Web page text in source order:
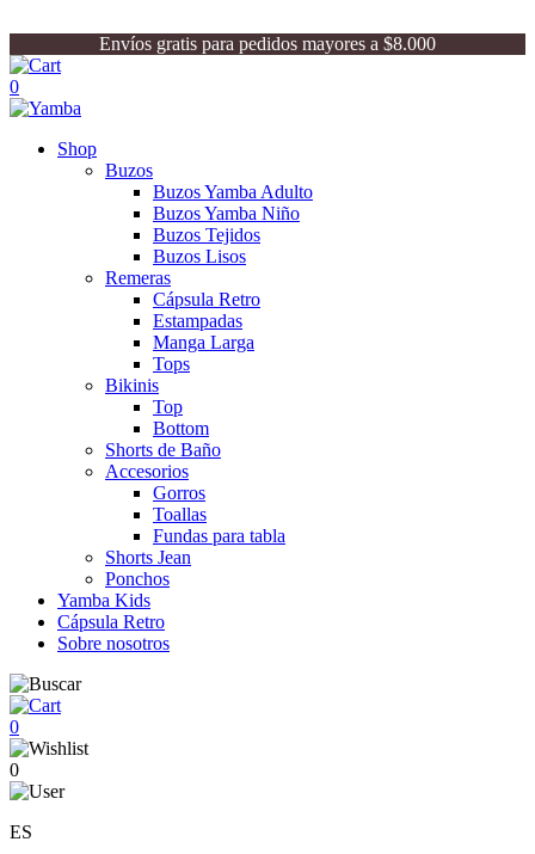
Envíos gratis para pedidos mayores a $8.000
0
Shop
Buzos
Buzos Yamba Adulto
Buzos Yamba Niño
Buzos Tejidos
Buzos Lisos
Remeras
Cápsula Retro
Estampadas
Manga Larga
Tops
Bikinis
Top
Bottom
Shorts de Baño
Accesorios
Gorros
Toallas
Fundas para tabla
Shorts Jean
Ponchos
Yamba Kids
Cápsula Retro
Sobre nosotros
0
0
ES